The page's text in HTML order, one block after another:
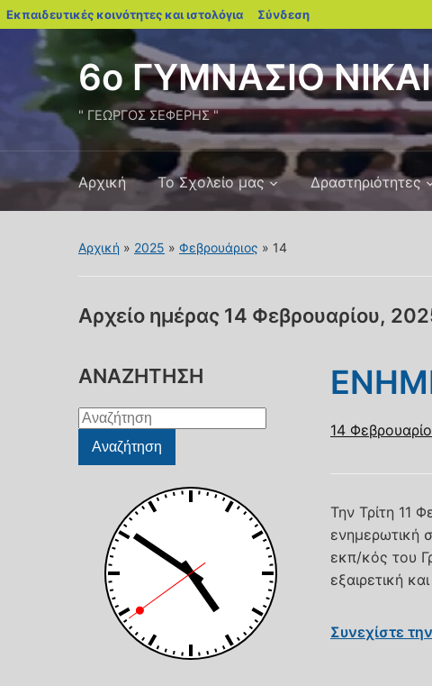
Εκπαιδευτικές κοινότητες και ιστολόγια blogs.sch.gr
Σύνδεση
6ο ΓΥΜΝΑΣΙΟ
" ΓΕΩΡΓΟΣ ΣΕΦΕΡΗΣ "
Αρχική Το Σχολείο μας Δραστηριότητες
Αρχική » 2025 » Φεβρουάριος » 14
Αρχείο ημέρας 14 Φεβρουαρίου,
ΑΝΑΖΗΤΗΣΗ
Αναζήτηση
για:Αναζήτηση
14
Την Τρίτη 11
ενημερωτική
εκπ/κός του
εξαιρετική
Συνεχίστε